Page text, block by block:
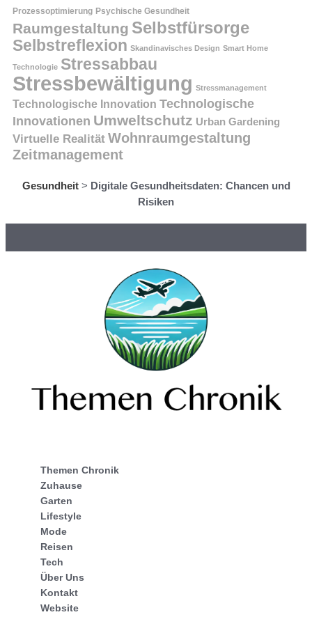
Prozessoptimierung Psychische Gesundheit
Raumgestaltung Selbstfürsorge
Selbstreflexion Skandinavisches Design Smart Home
Technologie Stressabbau
Stressbewältigung Stressmanagement
Technologische Innovation Technologische
Innovationen Umweltschutz Urban Gardening
Virtuelle Realität Wohnraumgestaltung
Zeitmanagement
Gesundheit> Digitale Gesundheitsdaten: Chancen und
Risiken
Themen Chronik
Zuhause
Garten
Lifestyle
Mode
Reisen
Tech
Über Uns
Kontakt
Website